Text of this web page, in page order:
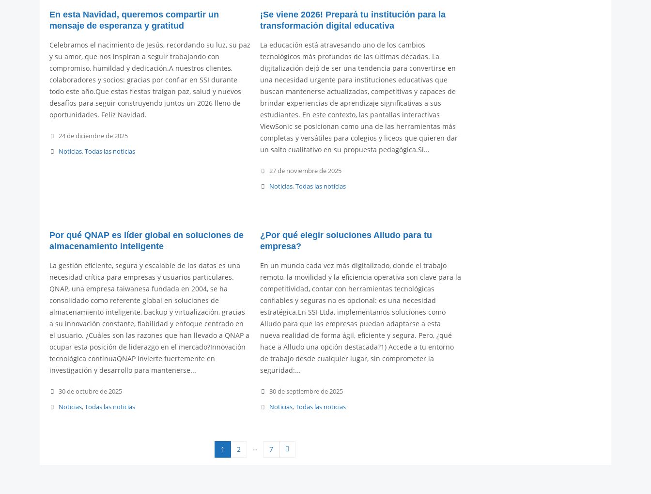
En esta Navidad, queremos compartir un
mensaje de esperanza y gratitud
Celebramos el nacimiento de Jesús, recordando su luz, su paz
y su amor, que nos inspiran a seguir trabajando con
compromiso, humildad y dedicación.A nuestros clientes,
colaboradores y socios: gracias por confiar en SSI durante
todo este año.Que estas fiestas traigan paz, salud y nuevos
desafíos para seguir construyendo juntos un 2026 lleno de
oportunidades. Feliz Navidad.
24 de diciembre de 2025
Noticias,Todas las noticias
¡Se viene 2026! Prepará tu institución para la
transformación digital educativa
La educación está atravesando uno de los cambios
tecnológicos más profundos de las últimas décadas. La
digitalización dejó de ser una tendencia para convertirse en
una necesidad urgente para instituciones educativas que
buscan mantenerse actualizadas, competitivas y capaces de
brindar experiencias de aprendizaje significativas a sus
estudiantes. En este contexto, las pantallas interactivas
ViewSonic se posicionan como una de las herramientas más
completas y versátiles para colegios y liceos que quieren dar
un salto cualitativo en su propuesta pedagógica.Si...
27 de noviembre de 2025
Noticias,Todas las noticias
Por qué QNAP es líder global en soluciones de
almacenamiento inteligente
La gestión eficiente, segura y escalable de los datos es una
necesidad crítica para empresas y usuarios particulares.
QNAP, una empresa taiwanesa fundada en 2004, se ha
consolidado como referente global en soluciones de
almacenamiento inteligente, backup y virtualización, gracias
a su innovación constante, fiabilidad y enfoque centrado en
el usuario. ¿Cuáles son las razones que han llevado a QNAP a
ocupar esta posición de liderazgo en el mercado?Innovación
tecnológica continuaQNAP invierte fuertemente en
investigación y desarrollo para mantenerse...
30 de octubre de 2025
Noticias,Todas las noticias
¿Por qué elegir soluciones Alludo para tu
empresa?
En un mundo cada vez más digitalizado, donde el trabajo
remoto, la movilidad y la eficiencia operativa son clave para la
competitividad, contar con herramientas tecnológicas
confiables y seguras no es opcional: es una necesidad
estratégica.En SSI Ltda, implementamos soluciones como
Alludo para que las empresas puedan adaptarse a esta
nueva realidad de forma ágil, eficiente y segura. Pero, ¿qué
hace a Alludo una opción destacada?1) Accede a tu entorno
de trabajo desde cualquier lugar, sin comprometer la
seguridad:...
30 de septiembre de 2025
Noticias,Todas las noticias
1 2 … 7